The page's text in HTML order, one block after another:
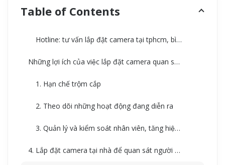
Table of Contents
Hotline: tư vấn lắp đặt camera tại tphcm, bình dương, theo yêu cầu 0777560561
Những lợi ích của việc lắp đặt camera quan sát tận nơi
1. Hạn chế trộm cắp
2. Theo dõi những hoạt động đang diễn ra
3. Quản lý và kiểm soát nhân viên, tăng hiệu quả công việc
4. Lắp đặt camera tại nhà để quan sát người già, trẻ nhỏ và thú cưng